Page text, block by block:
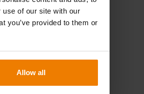
use of our site with our
you’ve provided to them or
Allow all